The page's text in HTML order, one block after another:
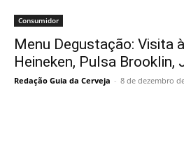
Consumidor
Menu Degustação: Visita
Heineken, Pulsa
Redação Guia da Cerveja - 8 de dezembro